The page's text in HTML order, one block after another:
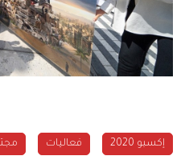
إكسبو 2020 فعاليات